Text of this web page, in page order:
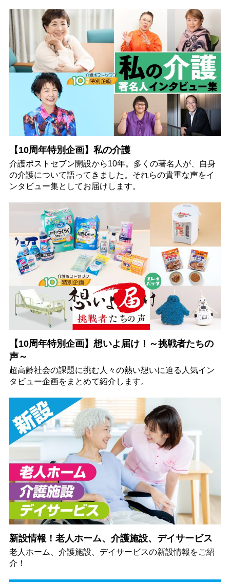
【10周年特別企画】私の介護
介護ポストセブン開設から10年。多くの著名人が、自身
の介護について語ってきました。それらの貴重な声をイ
ンタビュー集としてお届けします。
【10周年特別企画】想いよ届け！～挑戦者たちの
声～
超高齢社会の課題に挑む人々の熱い想いに迫る人気イン
タビュー企画をまとめて紹介します。
新設情報！老人ホーム、介護施設、デイサービス
老人ホーム、介護施設、デイサービスの新設情報をご紹
介！